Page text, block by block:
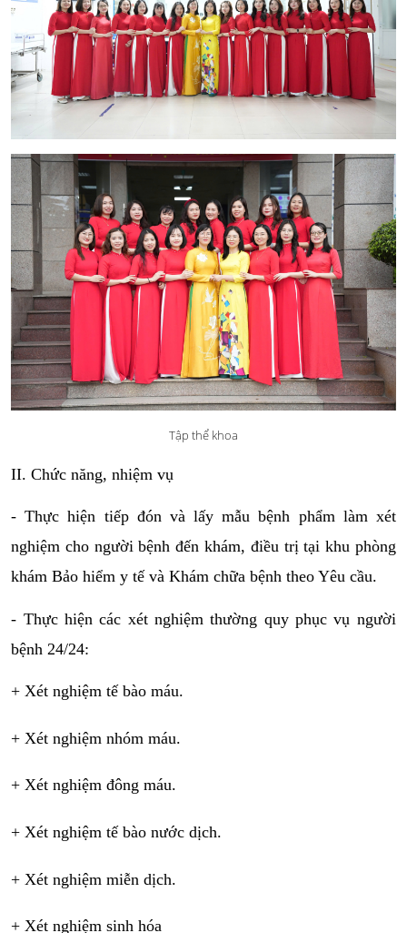
Tập thể khoa
II. Chức năng, nhiệm vụ
- Thực hiện tiếp đón và lấy mẫu bệnh phẩm làm xét
nghiệm cho người bệnh đến khám, điều trị tại khu phòng
khám Bảo hiểm y tế và Khám chữa bệnh theo Yêu cầu.
- Thực hiện các xét nghiệm thường quy phục vụ người
bệnh 24/24:
+ Xét nghiệm tế bào máu.
+ Xét nghiệm nhóm máu.
+ Xét nghiệm đông máu.
+ Xét nghiệm tế bào nước dịch.
+ Xét nghiệm miễn dịch.
+ Xét nghiệm sinh hóa